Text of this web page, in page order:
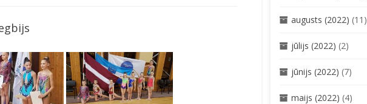
augusts (2022) (11)
jūlijs (2022) (2)
jūnijs (2022) (7)
maijs (2022) (4)